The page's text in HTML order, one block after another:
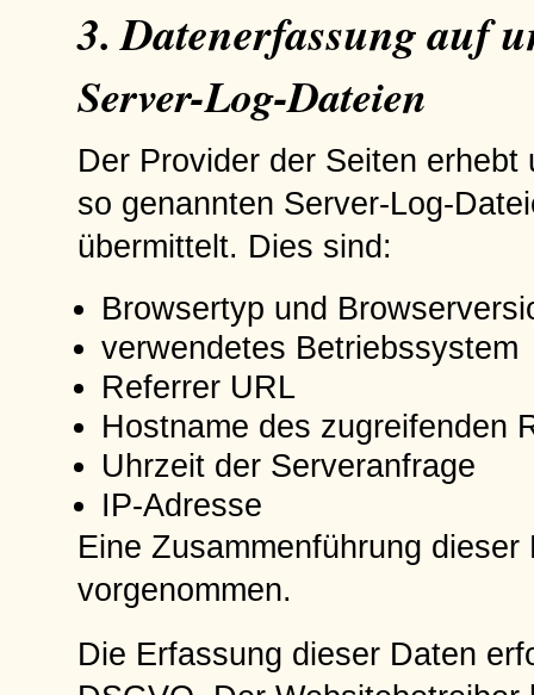
3. Datenerfassung auf
Server-Log-Dateien
Der Provider der Seiten
so genannten Server-Log-
übermittelt. Dies sind:
Browsertyp und
verwendetes Betriebssystem
Referrer URL
Hostname des zugreifenden
Uhrzeit der Serveranfrage
IP-Adresse
Eine Zusammenführung
vorgenommen.
Die Erfassung dieser Daten